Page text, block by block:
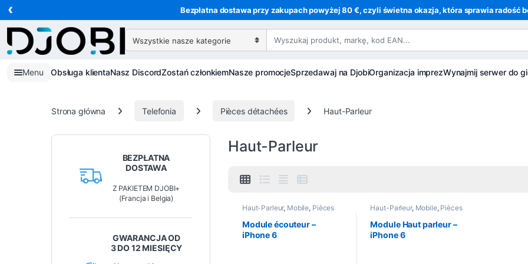
Przejdź do nawigacji
Przejdź do treści
‹ Bezpłatna dostawa przy zakupach powyżej 80 €, czyli świetna okazja, która sprawia radość
Wyszukaj:
Menu Obsługa klientaNasz DiscordZostań członkiemNasze promocjeSprzedawaj na DjobiOrganizacja imprezWynajmij serwer do
Strona główna Telefonia Pièces détachées Haut-Parleur
Haut-Parleur
Haut-Parleur, Mobile, Pièces
détachées
Module écouteur –
iPhone 6
Haut-Parleur, Mobile, Pièces
détachées
Module Haut parleur –
iPhone 6
BEZPŁATNA
DOSTAWA
Z PAKIETEM DJOBI+
(Francja i Belgia)
GWARANCJA OD
3 DO 12 MIESIĘCY